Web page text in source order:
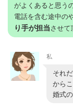
がよくあると思う
電話を含む途中の
り手が担当させて
私
それ
から
婚式